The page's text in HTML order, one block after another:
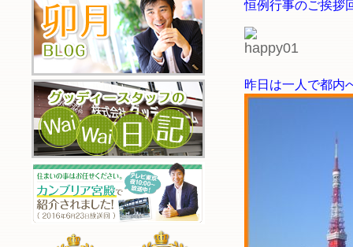
恒例行事のご挨拶
昨日は一人で都内